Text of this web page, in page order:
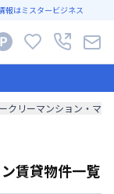
報はミスタービジネス
クリーマンション・マ
賃貸物件一覧